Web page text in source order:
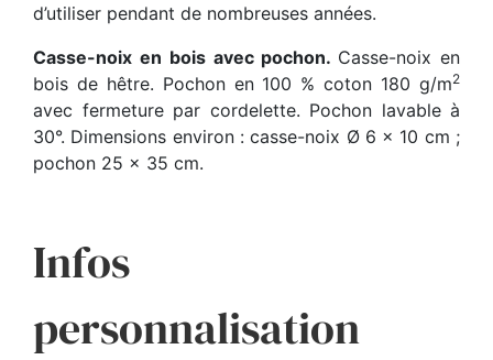
d’utiliser pendant de nombreuses années.
Casse-noix en bois avec pochon. Casse-noix en
bois de hêtre. Pochon en 100 % coton 180 g/m2
avec fermeture par cordelette. Pochon lavable à
30°. Dimensions environ : casse-noix Ø 6 x 10 cm ;
pochon 25 x 35 cm.
Infos
personnalisation